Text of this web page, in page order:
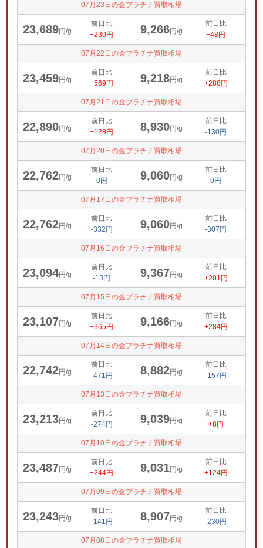
07月23日の金プラチナ買取相場
23,689円/g
前日比
+230円
9,266円/g
前日比
+48円
07月22日の金プラチナ買取相場
23,459円/g
前日比
+569円
9,218円/g
前日比
+288円
07月21日の金プラチナ買取相場
22,890円/g
前日比
+128円
8,930円/g
前日比
-130円
07月20日の金プラチナ買取相場
22,762円/g
前日比
0円
9,060円/g
前日比
0円
07月17日の金プラチナ買取相場
22,762円/g
前日比
-332円
9,060円/g
前日比
-307円
07月16日の金プラチナ買取相場
23,094円/g
前日比
-13円
9,367円/g
前日比
+201円
07月15日の金プラチナ買取相場
23,107円/g
前日比
+365円
9,166円/g
前日比
+284円
07月14日の金プラチナ買取相場
22,742円/g
前日比
-471円
8,882円/g
前日比
-157円
07月13日の金プラチナ買取相場
23,213円/g
前日比
-274円
9,039円/g
前日比
+8円
07月10日の金プラチナ買取相場
23,487円/g
前日比
+244円
9,031円/g
前日比
+124円
07月09日の金プラチナ買取相場
23,243円/g
前日比
-141円
8,907円/g
前日比
-230円
07月08日の金プラチナ買取相場